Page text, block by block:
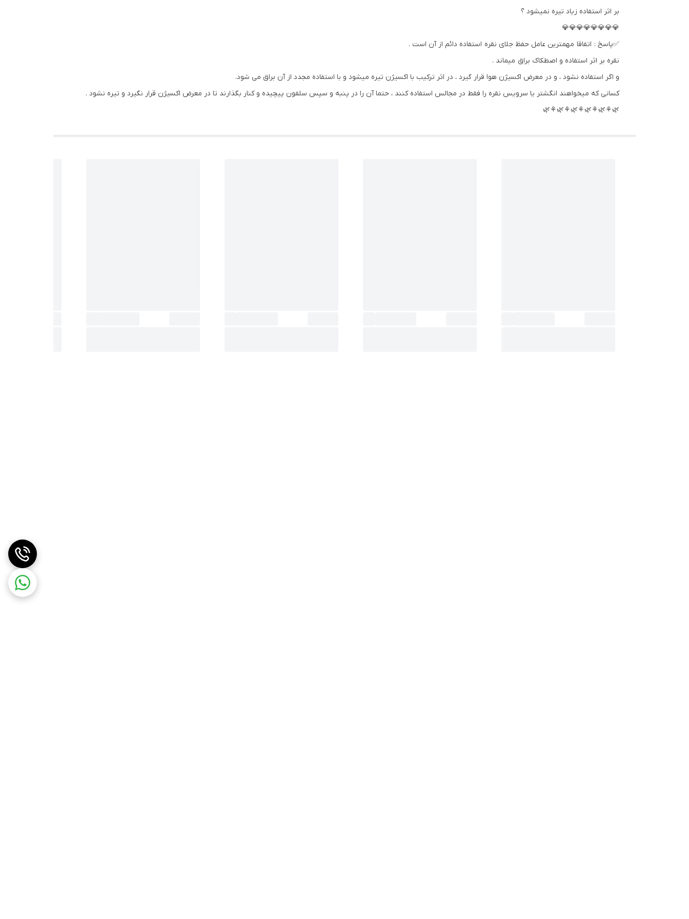
بر اثر استفاده زیاد تیره نمیشود ؟
💎💎💎💎💎💎💎💎
✅پاسخ : اتفاقا مهمترین عامل حفظ جلای نقره استفاده دائم از آن است .
نقره بر اثر استفاده و اصطکاک براق میماند .
و اگر استفاده نشود ، و در معرض اکسیژن هوا قرار گیرد ، در اثر ترکیب با اکسیژن تیره میشود و با استفاده مجدد از آن براق می شود.
کسانی که میخواهند انگشتر یا سرویس نقره را فقط در مجالس استفاده کنند ، حتما آن را در پنبه و سپس سلفون پیچیده و کنار بگذارند تا در معرض اکسیژن قرار نگیرد و تیره نشود .
🌿⚘🌿⚘🌿⚘🌿⚘🌿⚘🌿